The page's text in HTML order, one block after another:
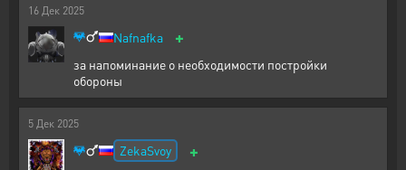
16 Дек 2025
Nafnafka +
за напоминание о необходимости постройки
обороны
5 Дек 2025
ZekaSvoy +